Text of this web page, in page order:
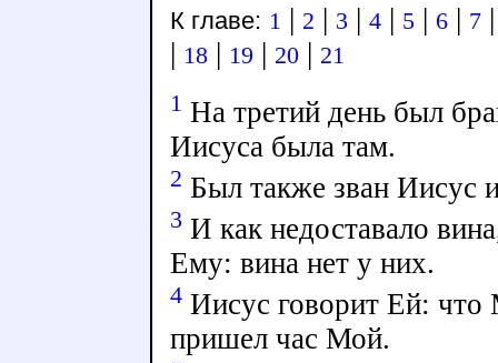
К главе: 1 | 2 | 3 | 4| 5| 6| 7
| 18| 19 | 20| 21
1 На третий день был
Иисуса была там.
2 Был также зван Иисус
3 И как недоставало
Ему: вина нет у них.
4Иисус говорит Ей:
пришел час Мой.